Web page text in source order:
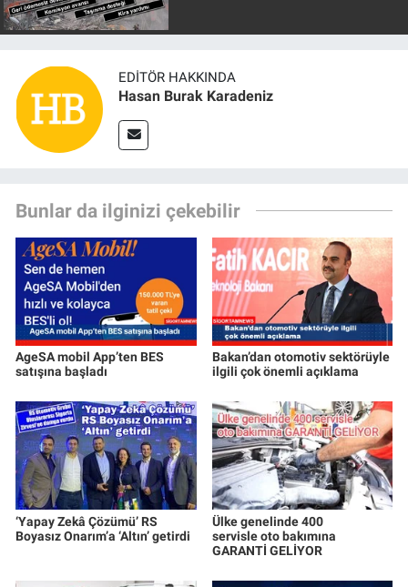
EDITÖR HAKKINDA
Hasan Burak Karadeniz
Bunlar da ilginizi çekebilir
AgeSA mobil App’ten BES
satışına başladı
Bakan’dan otomotiv sektörüyle
ilgili çok önemli açıklama
‘Yapay Zekâ Çözümü’ RS
Boyasız Onarım’a ‘Altın’ getirdi
Ülke genelinde 400
servisle oto bakımına
GARANTİ GELİYOR